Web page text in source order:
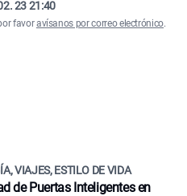
23 21:40
favoravísanos por correo electrónico.
VIAJES, ESTILO DE VIDA
de Puertas Inteligentes en